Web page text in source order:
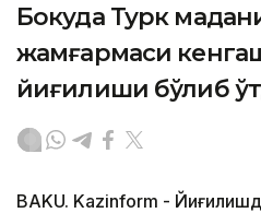
Бокуда Турк
жамғармаси
йиғилиши бўлиб
BAKU. Kazinform -